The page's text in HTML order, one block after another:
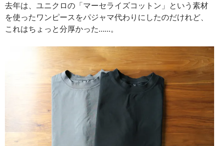
去年は、ユニクロの「マーセライズコットン」という素材
を使ったワンピースをパジャマ代わりにしたのだけれど、
これはちょっと分厚かった……。